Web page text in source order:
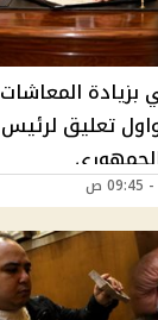
المعاشات
تعليق لرئيس
الجمهوري